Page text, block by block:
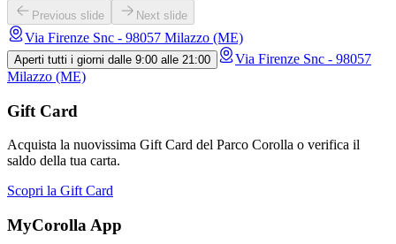
Previous slide Next slide
Via Firenze Snc - 98057 Milazzo (ME)
Aperti tutti i giorni dalle 9:00 alle 21:00
Via Firenze Snc - 98057
Milazzo (ME)
Gift Card
Acquista la nuovissima Gift Card del Parco Corolla o verifica il
saldo della tua carta.
Scopri la Gift Card
MyCorolla App